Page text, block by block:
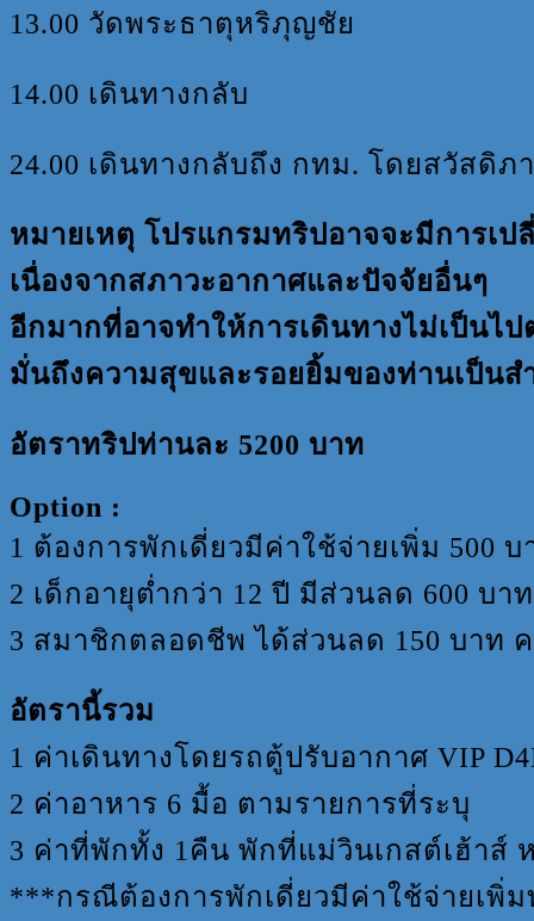
13.00 วัดพระธาตุหริภุญชัย
14.00 เดินทางกลับ
24.00 เดินทางกลับถึง กทม. โดยสวัสดิภ
หมายเหตุ โปรแกรมทริปอาจจะมีการเ
เนื่องจากสภาวะอากาศและปัจจัยอื่นๆ
อีกมากที่อาจทำให้การเดินทางไม่เป็นไ
มั่นถึงความสุขและรอยยิ้มของท่านเป็น
อัตราทริปท่านละ 5200 บาท
Option :
1 ต้องการพักเดี่ยวมีค่าใช้จ่ายเพิ่ม 500 บ
2 เด็กอายุต่ำกว่า 12 ปี มีส่วนลด 600 บาท
3 สมาชิกตลอดชีพ ได้ส่วนลด 150 บาท
อัตรานี้รวม
1 ค่าเดินทางโดยรถตู้ปรับอากาศ VIP
2 ค่าอาหาร 6 มื้อ ตามรายการที่ระบุ
3 ค่าที่พักทั้ง 1คืน พักที่แม่วินเกสต์เฮ้าส์
***กรณีต้องการพักเดี่ยวมีค่าใช้จ่ายเพิ่ม